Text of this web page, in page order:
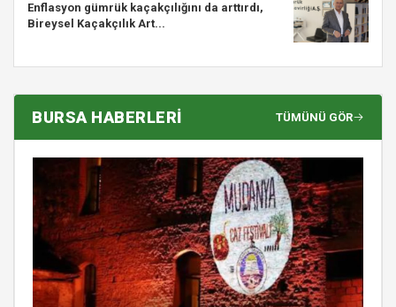
Enflasyon gümrük kaçakçılığını da arttırdı,
Bireysel Kaçakçılık Art...
BURSA HABERLERİ TÜMÜNÜ GÖR